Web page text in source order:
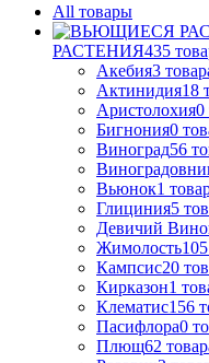
All товары
РАСТЕНИЯ435
Акебия3
Актинидия18
Аристолохия0
Бигнония0
Виноград56
Вьюнок1
Глициния5
Девичий
Жимолость105
Кампсис20
Кирказон1
Клематис156
Пасифлора0
Плющ62